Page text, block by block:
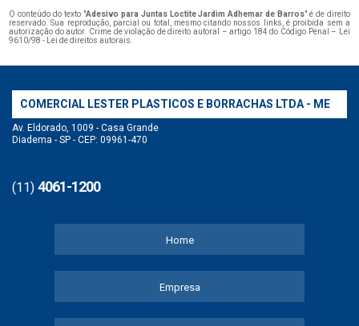
O conteúdo do texto "Adesivo para Juntas Loctite Jardim Adhemar de Barros" é de direito
reservado. Sua reprodução, parcial ou total, mesmo citando nossos links, é proibida sem a
autorização do autor. Crime de violação de direito autoral – artigo 184 do Código Penal – Lei
9610/98 - Lei de direitos autorais.
COMERCIAL LESTER PLASTICOS E BORRACHAS LTDA - ME
Av. Eldorado, 1009 - Casa Grande
Diadema - SP - CEP: 09961-470
(11) 4061-1200
Home
Empresa